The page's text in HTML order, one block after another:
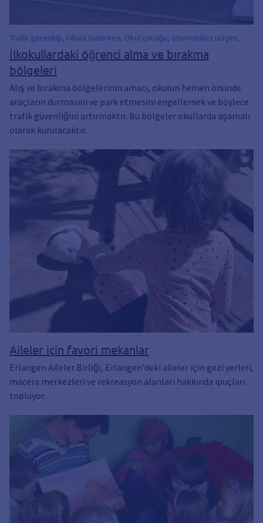
Trafik güvenliği, Okula Giderken, Okul çocuğu, otomobilsiz ulaşım,
Trafik davranışları
İlkokullardaki öğrenci alma ve bırakma
bölgeleri
Alış ve bırakma bölgelerinin amacı, okulun hemen önünde
araçların durmasını ve park etmesini engellemek ve böylece
trafik güvenliğini artırmaktır. Bu bölgeler okullarda aşamalı
olarak kurulacaktır.
Aileler için favori mekanlar
Erlangen Aileler Birliği, Erlangen'deki aileler için gezi yerleri,
macera merkezleri ve rekreasyon alanları hakkında ipuçları
topluyor.